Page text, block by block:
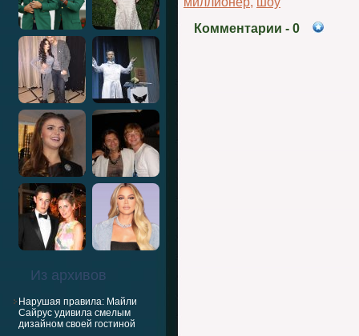
Из архивов
Нарушая правила: Майли
Сайрус удивила смелым
дизайном своей гостиной
Комментарии - 0